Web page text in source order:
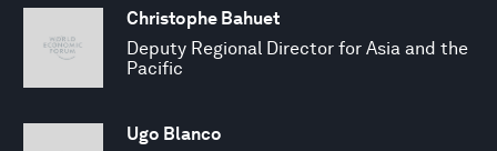
Christophe Bahuet
Deputy Regional Director for Asia and the
Pacific
Ugo Blanco